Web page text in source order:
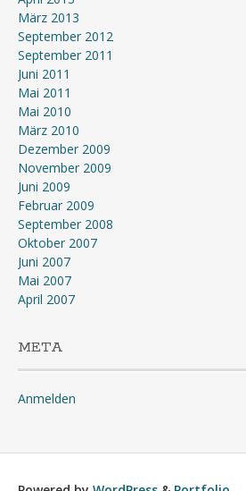
März 2013
September 2012
September 2011
Juni 2011
Mai 2011
Mai 2010
März 2010
Dezember 2009
November 2009
Juni 2009
Februar 2009
September 2008
Oktober 2007
Juni 2007
Mai 2007
April 2007
META
Anmelden